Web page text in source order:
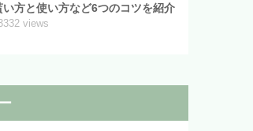
い方と使い方など6つのコツを紹介
views